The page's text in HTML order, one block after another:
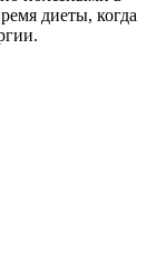
диеты, когда